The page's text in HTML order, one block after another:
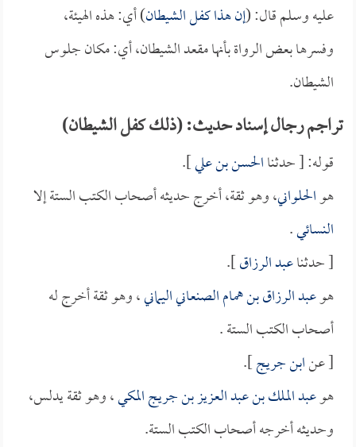
عليه وسلم قال: (إن هذا كفل الشيطان) أي: هذه الهيئة،
وفسرها بعض الرواة بأنها مقعد الشيطان، أي: مكان جلوس
الشيطان.
تراجم رجال إسناد حديث: (ذلك كفل الشيطان)
قوله: [ حدثناالحسن بن علي].
هوالحلواني، وهو ثقة، أخرج حديثه أصحاب الكتب الستة إلا
النسائي.
[ حدثناعبد الرزاق].
هوعبد الرزاق بن همام الصنعاني اليماني، وهو ثقة أخرج له
أصحاب الكتب الستة .
[ عنابن جريج].
هوعبد الملك بن عبد العزيز بن جريج المكي، وهو ثقة يدلس،
وحديثه أخرجه أصحاب الكتب الستة.